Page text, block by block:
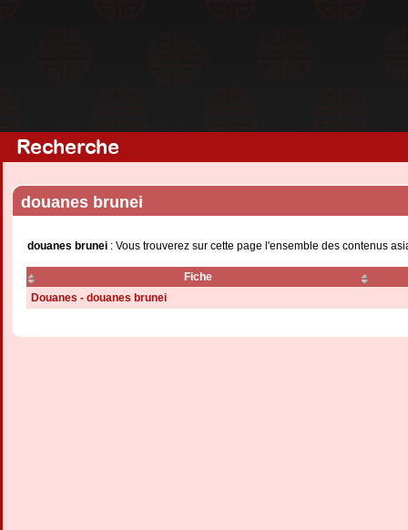
Recherche
douanes brunei
douanes brunei : Vous trouverez sur cette page l'ensemble des contenus
Fiche
Douanes - douanes brunei